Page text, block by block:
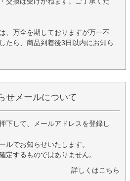
、万全を期しておりますが万一不
たら、商品到着後3日以内にお知ら
せメールについて
下して、メールアドレスを登録し
ルでお知らせいたします。
定するものではありません。
詳しくはこちら